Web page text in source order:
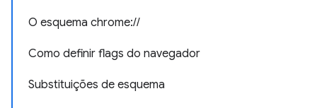
O esquema chrome://
Como definir flags do navegador
Substituições de esquema